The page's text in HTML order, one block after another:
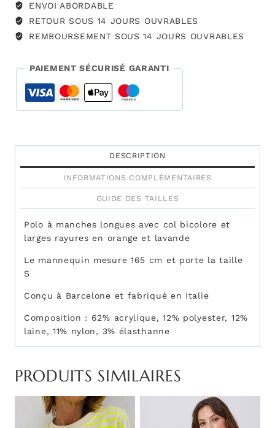
ENVOI ABORDABLE
RETOUR SOUS 14 JOURS OUVRABLES
REMBOURSEMENT SOUS 14 JOURS OUVRABLES
PAIEMENT SÉCURISÉ GARANTI
DESCRIPTION
INFORMATIONS COMPLÉMENTAIRES
GUIDE DES TAILLES
Polo à manches longues avec col bicolore et
larges rayures en orange et lavande
Le mannequin mesure 165 cm et porte la taille
S
Conçu à Barcelone et fabriqué en Italie
Composition : 62% acrylique, 12% polyester, 12%
laine, 11% nylon, 3% élasthanne
PRODUITS SIMILAIRES